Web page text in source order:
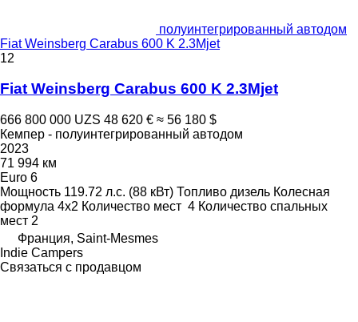
полуинтегрированный автодом
Fiat Weinsberg Carabus 600 K 2.3Mjet
12
Fiat Weinsberg Carabus 600 K 2.3Mjet
666 800 000 UZS 48 620 € ≈ 56 180 $
Кемпер - полуинтегрированный автодом
2023
71 994 км
Euro 6
Мощность 119.72 л.с. (88 кВт) Топливо дизель Колесная
формула 4x2 Количество мест 4 Количество спальных
мест 2
Франция, Saint-Mesmes
Indie Campers
Связаться с продавцом